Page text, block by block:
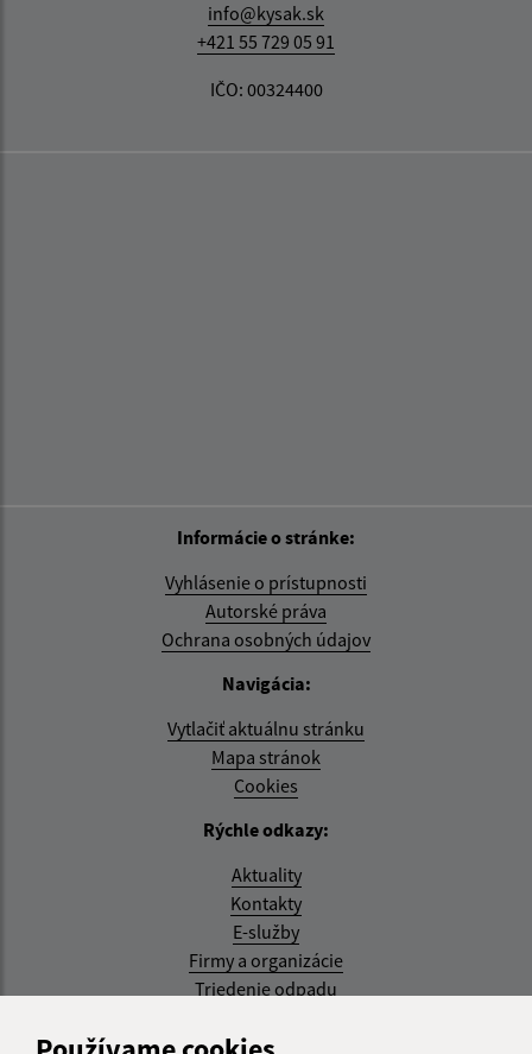
info@kysak.sk
+421 55 729 05 91
IČO: 00324400
Informácie o stránke:
Vyhlásenie o prístupnosti
Autorské práva
Ochrana osobných údajov
Navigácia:
Vytlačiť aktuálnu stránku
Mapa stránok
Cookies
Rýchle odkazy:
Aktuality
Kontakty
E-služby
Firmy a organizácie
Triedenie odpadu
Aktualizované: